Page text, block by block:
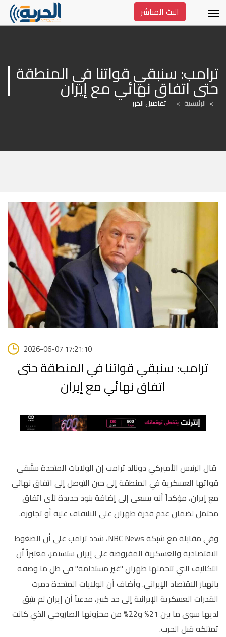
البث المباشر
حتى اتفاق نهائي مع إيران
الرئيسية > تفاصيل الخبر
2026-06-07 17:21:10
ترامب: سنبقي قواتنا في المنطقة حتى
اتفاق نهائي مع إيران
قال الرئيس الأميركي دونالد ترامب إن الولايات المتحدة ستُبقي
قواتها العسكرية في المنطقة إلى حين التوصل إلى اتفاق نهائي
مع إيران، مؤكداً أنه يسعى إلى إضافة بنود جديدة لأي اتفاق
محتمل لضمان عدم قدرة طهران على الالتفاف عليه أو تجاوزه.
وفي مقابلة مع شبكة NBC News، شدد ترامب على أن الضغوط
الاقتصادية والعسكرية المفروضة على إيران ستستمر، معتبراً أن
التكاليف التي تتحملها طهران "غير مستدامة" في ظل ما وصفه
بانهيار الاقتصاد الإيراني. وأضاف أن الولايات المتحدة دمرت
القدرات العسكرية الإيرانية إلى حد كبير، مدعياً أن إيران لم يتبق
لديها سوى ما بين 21% و22% من مخزونها الصاروخي الذي كانت
تمتلكه قبل الحرب.